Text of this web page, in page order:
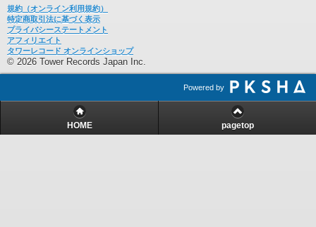
規約（オンライン利用規約）
特定商取引法に基づく表示
プライバシーステートメント
アフィリエイト
タワーレコード オンラインショップ
© 2026 Tower Records Japan Inc.
Powered by
HOME pagetop